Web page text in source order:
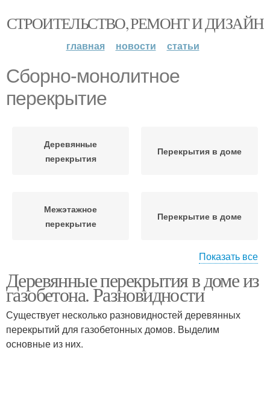
СТРОИТЕЛЬСТВО, РЕМОНТ И ДИЗАЙН
главная новости статьи
Сборно-монолитное
перекрытие
Деревянные
перекрытия
Перекрытия в доме
Межэтажное
перекрытие
Перекрытие в доме
Перекрытия в домах Чердачное перекрытие
Монолитное
Показать все
Деревянные перекрытия в доме из
газобетона. Разновидности
Существует несколько разновидностей деревянных
перекрытий для газобетонных домов. Выделим
основные из них.